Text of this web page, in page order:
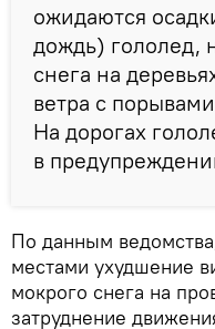
ожидаются
дождь) гололед,
снега на
ветра с
На дорогах
в
По данным
местами ухудшение
мокрого снега на
затруднение